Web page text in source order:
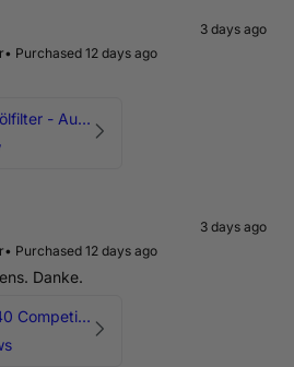
3 days ago
• Purchased 12 days ago
MANN Motorölfilter - Audi RS3 TTRS RSQ3 VZ5 - DAZ DNW
3 days ago
• Purchased 12 days ago
Danke.
2 Liter - 5W-40 Competition 300V Motul Motoröl